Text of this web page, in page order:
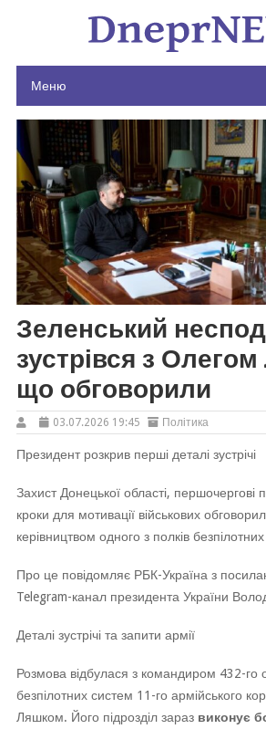
Меню
Зеленський
зустрівся з
що обговорили
03.07.2026 19:45 Політика
Президент розкрив перші деталі зустрічі
Захист Донецької області, першочергові
кроки для мотивації військових
керівництвом одного з полків
Про це повідомляє РБК-Україна з
Telegram-канал президента України
Деталі зустрічі та запити армії
Розмова відбулася з командиром 432-го
безпілотних систем 11-го армійського
Ляшком. Його підрозділ заразвиконує